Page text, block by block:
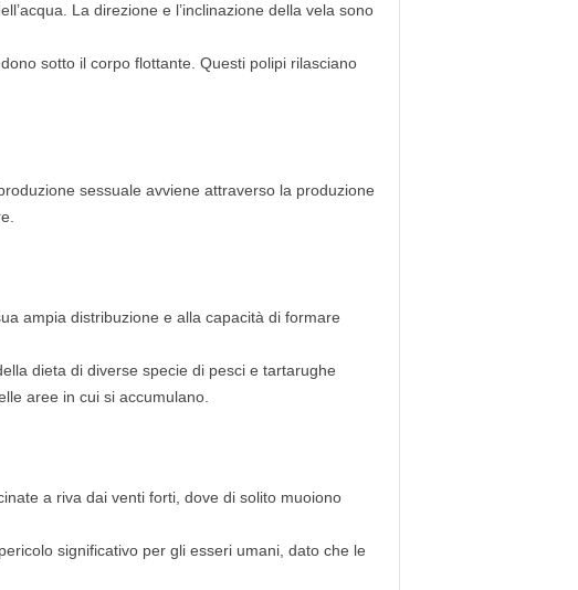
La direzione e l’inclinazione della vela sono
sotto il corpo flottante. Questi polipi rilasciano
sessuale avviene attraverso la produzione
ampia distribuzione e alla capacità di formare
dieta di diverse specie di pesci e tartarughe
aree in cui si accumulano.
a riva dai venti forti, dove di solito muoiono
significativo per gli esseri umani, dato che le